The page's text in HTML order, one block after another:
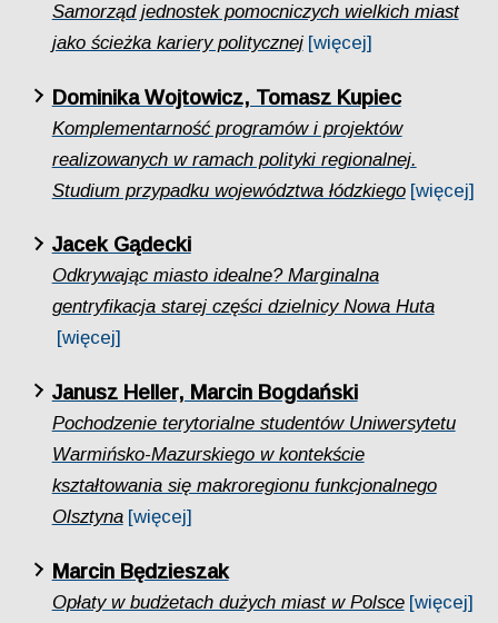
Samorząd jednostek pomocniczych wielkich miast
jako ścieżka kariery politycznej [więcej]
Dominika Wojtowicz, Tomasz Kupiec
Komplementarność programów i projektów
realizowanych w ramach polityki regionalnej.
Studium przypadku województwa łódzkiego [więcej]
Jacek Gądecki
Odkrywając miasto idealne? Marginalna
gentryfikacja starej części dzielnicy Nowa Huta
[więcej]
Janusz Heller, Marcin Bogdański
Pochodzenie terytorialne studentów Uniwersytetu
Warmińsko-Mazurskiego w kontekście
kształtowania się makroregionu funkcjonalnego
Olsztyna [więcej]
Marcin Będzieszak
Opłaty w budżetach dużych miast w Polsce [więcej]